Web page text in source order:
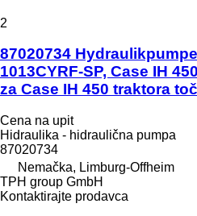
2
87020734
1013CYRF-SP, Case IH
za Case IH 450 traktora
Cena na upit
Hidraulika - hidraulična pumpa
87020734
Nemačka, Limburg-Offheim
TPH group GmbH
Kontaktirajte prodavca